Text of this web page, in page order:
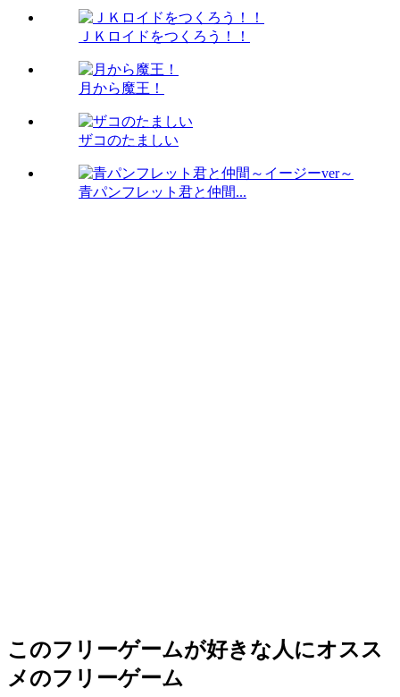
ＪＫロイドをつくろう！！
月から魔王！
ザコのたましい
青パンフレット君と仲間...
このフリーゲームが好きな人にオスス
メのフリーゲーム